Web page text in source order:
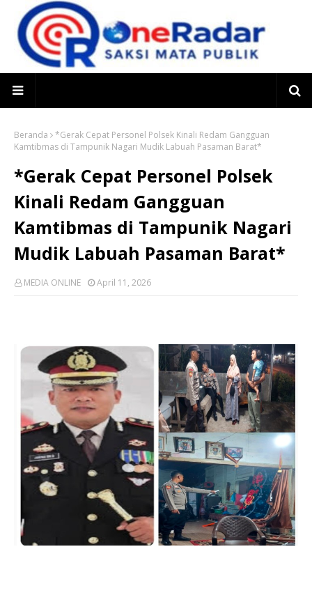
Beranda
*Gerak Cepat Personel Polsek Kinali Redam Gangguan
Kamtibmas di Tampunik Nagari Mudik Labuah Pasaman Barat*
*Gerak Cepat Personel Polsek
Kinali Redam Gangguan
Kamtibmas di Tampunik Nagari
Mudik Labuah Pasaman Barat*
MEDIA ONLINE April 11, 2026